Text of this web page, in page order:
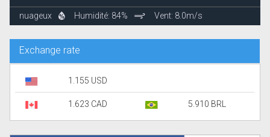
nuageux Humidité: 84% Vent: 8.0m/s
Exchange rate
1.155 USD
1.623 CAD 5.910 BRL